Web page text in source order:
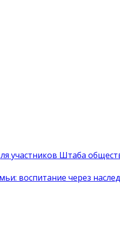
участников Штаба
воспитание через